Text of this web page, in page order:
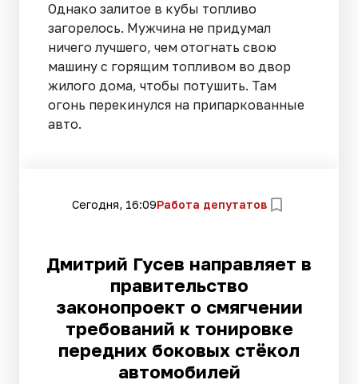
Однако залитое в кубы топливо
загорелось. Мужчина не придумал
ничего лучшего, чем отогнать свою
машину с горящим топливом во двор
жилого дома, чтобы потушить. Там
огонь перекинулся на припаркованные
авто.
Сегодня, 16:09Работа депутатов
Дмитрий Гусев направляет в
правительство
законопроект о смягчении
требований к тонировке
передних боковых стёкол
автомобилей